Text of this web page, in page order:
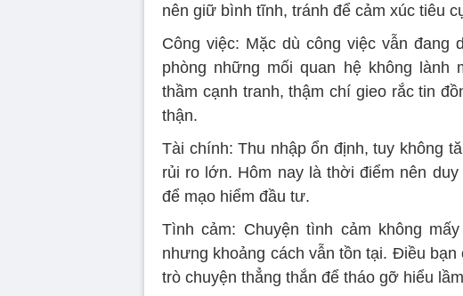
nên giữ bình tĩnh, tránh để cảm xúc tiêu
Công việc: Mặc dù công việc vẫn đang
phòng những mối quan hệ không
thầm cạnh tranh, thậm chí gieo rắc tin
thận.
Tài chính: Thu nhập ổn định, tuy không
rủi ro lớn. Hôm nay là thời điểm nên
để mạo hiểm đầu tư.
Tình cảm: Chuyện tình cảm không
nhưng khoảng cách vẫn tồn tại. Điều
trò chuyện thẳng thắn để tháo gỡ hiểu